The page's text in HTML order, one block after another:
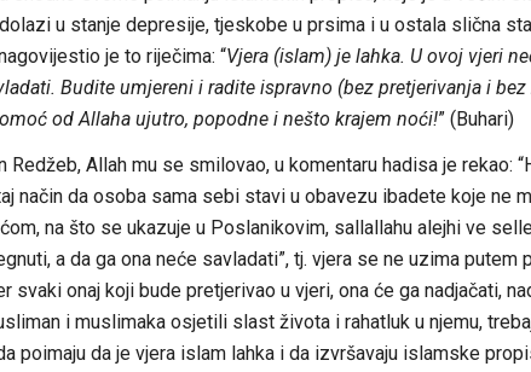
u stanje depresije, tjeskobe u prsima i u ostala slična
je to riječima: “Vjera (islam) je lahka. U ovoj vjeri
Budite umjereni i radite ispravno (bez pretjerivanja i
od Allaha ujutro, popodne i nešto krajem noći!” (Buhari)
Redžeb, Allah mu se smilovao, u komentaru hadisa je rekao:
način da osoba sama sebi stavi u obavezu ibadete koje ne
na što se ukazuje u Poslanikovim, sallallahu alejhi ve
a da ga ona neće savladati”, tj. vjera se ne uzima putem
svaki onaj koji bude pretjerivao u vjeri, ona će ga nadjačati,
i muslimaka osjetili slast života i rahatluk u njemu,
poimaju da je vjera islam lahka i da izvršavaju islamske